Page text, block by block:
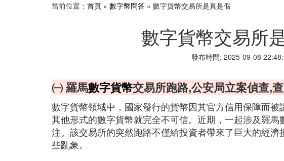
當前位置： 首頁 » 數字幣問答 » 數字貨幣交易所是真是假
數字貨幣交易所
發布時間: 2025-09-08
㈠ 羅馬數字貨幣交易所跑路,公安局立案偵查,
數字貨幣領域中，國家發行的貨幣因其官方信用保障而
其他形式的數字貨幣就完全不可信。近期，一起涉及羅
注。該交易所的突然跑路不僅給投資者帶來了巨大的經
些亂象。